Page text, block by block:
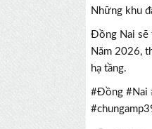
Những khu
Đồng Nai sẽ
Năm 2026,
hạ tầng.
#Đồng #Nai